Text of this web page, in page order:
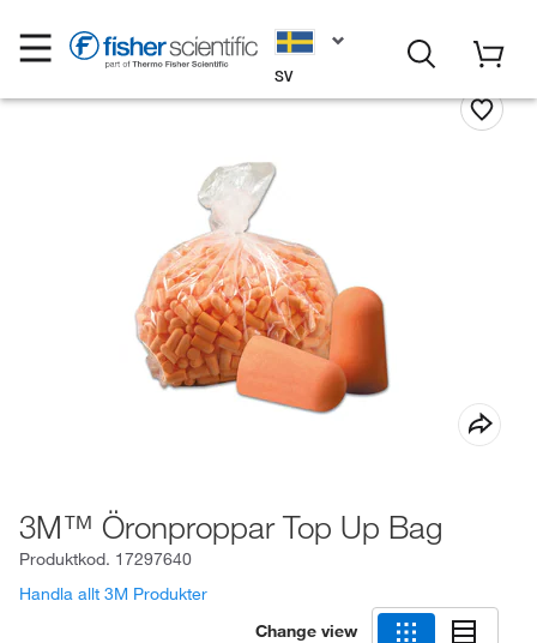
SV
3M™ Öronproppar Top Up Bag
Produktkod. 17297640
Handla allt 3M Produkter
Change view